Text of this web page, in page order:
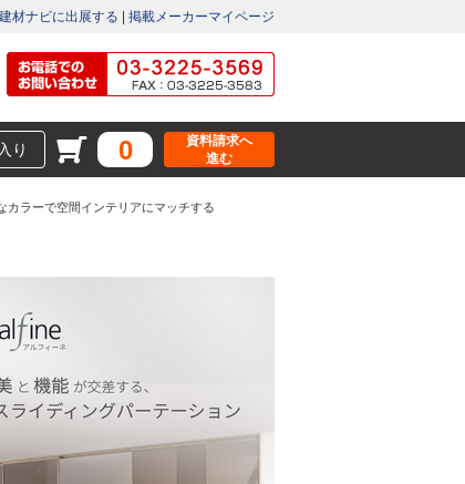
建材ナビに出展する 掲載メーカーマイページ
り 0
資料請求へ
進む
カラーで空間インテリアにマッチする